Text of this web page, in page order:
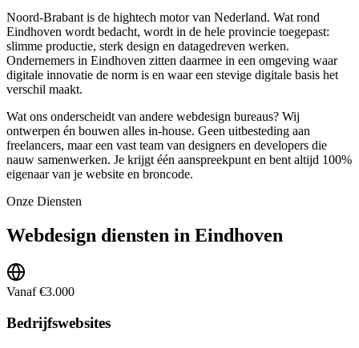
Noord-Brabant is de hightech motor van Nederland. Wat rond
Eindhoven wordt bedacht, wordt in de hele provincie toegepast:
slimme productie, sterk design en datagedreven werken.
Ondernemers in Eindhoven zitten daarmee in een omgeving waar
digitale innovatie de norm is en waar een stevige digitale basis het
verschil maakt.
Wat ons onderscheidt van andere webdesign bureaus? Wij
ontwerpen én bouwen alles in-house. Geen uitbesteding aan
freelancers, maar een vast team van designers en developers die
nauw samenwerken. Je krijgt één aanspreekpunt en bent altijd 100%
eigenaar van je website en broncode.
Onze Diensten
Webdesign diensten in Eindhoven
Vanaf €3.000
Bedrijfswebsites